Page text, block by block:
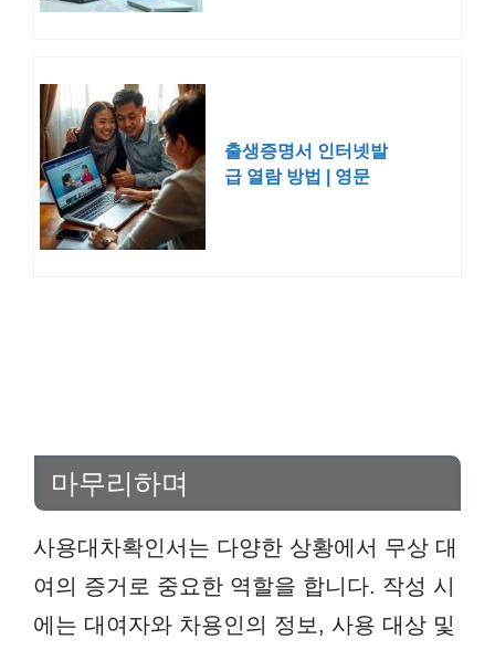
출생증명서 인터넷발
급 열람 방법 | 영문
마무리하며
사용대차확인서는 다양한 상황에서 무상 대
여의 증거로 중요한 역할을 합니다. 작성 시
에는 대여자와 차용인의 정보, 사용 대상 및